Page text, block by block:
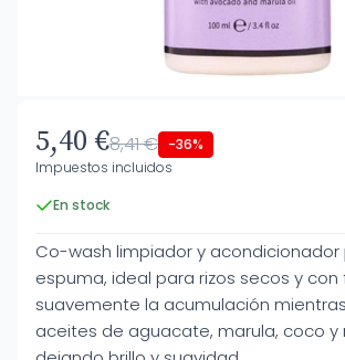
5,40 €8,41 € -36%
Impuestos incluidos
En stock
Co-wash limpiador y acondicionador
espuma, ideal para rizos secos y con
suavemente la acumulación
aceites de aguacate, marula, coco y